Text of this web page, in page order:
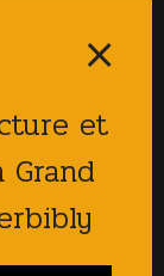
⨯
et